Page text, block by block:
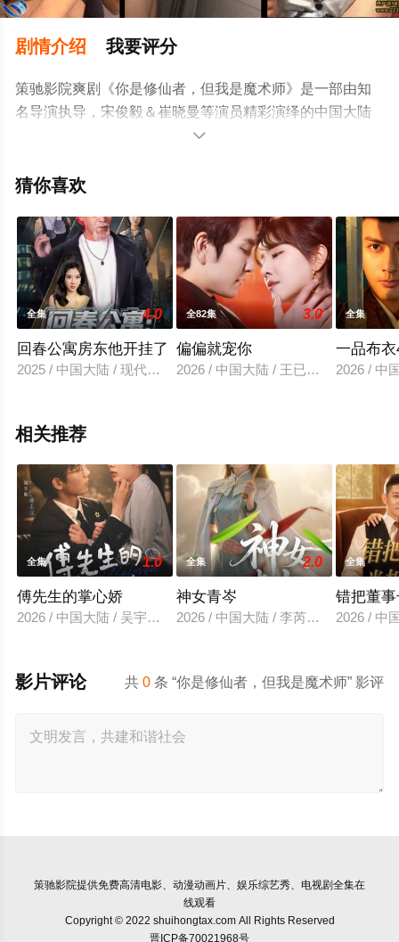
剧情介绍 我要评分
策驰影院爽剧《你是修仙者，但我是魔术师》是一部由知
名导演执导，宋俊毅＆崔晓曼等演员精彩演绎的中国大陆
电视剧，大结局剧情已揭晓（全62集），手机免费观看高
息可移步至豆瓣电视剧、电视猫或剧情网等平台了解。

猜你喜欢
全集 4.0
回春公寓房东他开挂了
2025 / 中国大陆 / 现代都市
全82集 3.0
偏偏就宠你
2026 / 中国大陆 / 王已歌＆李雪丹
全集
一品布
2026 / 中
相关推荐
全集 1.0
傅先生的掌心娇
2026 / 中国大陆 / 吴宇航＆郑千亦
全集 2.0
神女青岑
2026 / 中国大陆 / 李芮峤＆张媛媛
全集
错把董
2026 / 中
共0 条 “你是修仙者，但我是魔术师” 影评
影片评论
策驰影院提供免费高清电影、动漫动画片、娱乐综艺秀、电视剧全集在
线观看
Copyright © 2022 shuihongtax.com All Rights Reserved
晋ICP备70021968号